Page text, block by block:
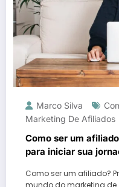
Marco Silva
Marketing De Afiliados
Como ser um
para iniciar sua
Como ser um afiliado?